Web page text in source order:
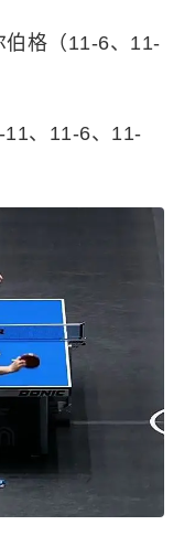
伯格（11-6、11-
、11-6、11-